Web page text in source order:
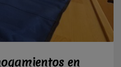
en